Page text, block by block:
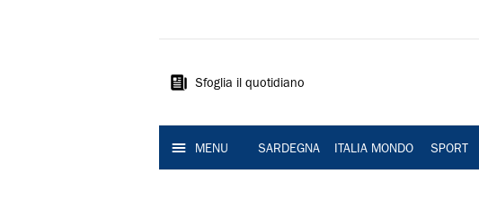
Sardegna
Sfoglia il quotidiano
MENU SARDEGNA ITALIA MONDO SPORT